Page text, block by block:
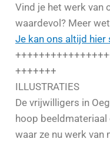
Vind je het werk van
waardevol? Meer
Je kan ons altijd hier
+++++++
ILLUSTRATIES
De vrijwilligers in
hoop
waar ze nu werk van